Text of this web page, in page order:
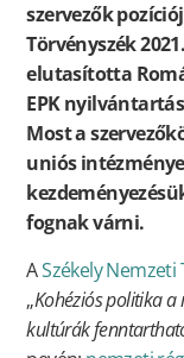
szervezők
Törvényszék
elutasította
EPK
Most a
uniós
fognak várni.
ASzékely Nemzeti
„Kohéziós politika a
kultúrák